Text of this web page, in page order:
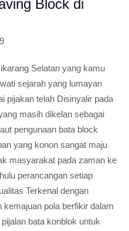
Block di
Selatan yang kamu
sejarah yang lumayan
pijakan telah Disinyalir pada
masih dikelan sebagai
pengunaan bata block
yang konon sangat maju
masyarakat pada zaman ke
perancangan setiap
Terkenal dengan
pola berfikir dalam
bata konblok untuk